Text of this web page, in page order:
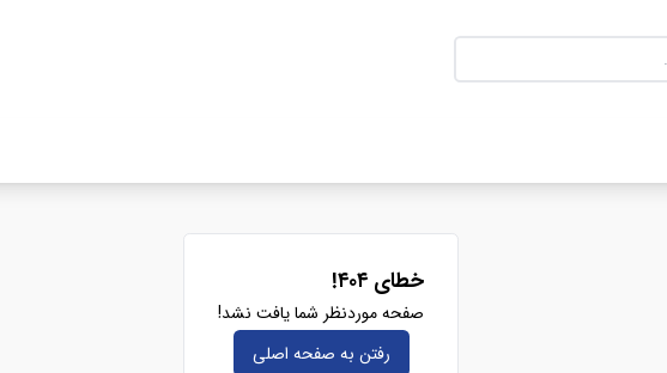
خطای ۴۰۴!
صفحه موردنظر شما یافت نشد!
رفتن به صفحه‌ اصلی